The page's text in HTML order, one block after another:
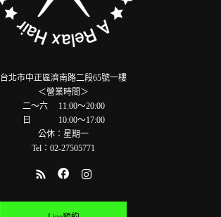
台北市中正區濟南路二段65號一樓
＜營業時間＞
二～六 11:00～20:00
日 10:00～17:00
公休：星期一
Tel：02-27505771